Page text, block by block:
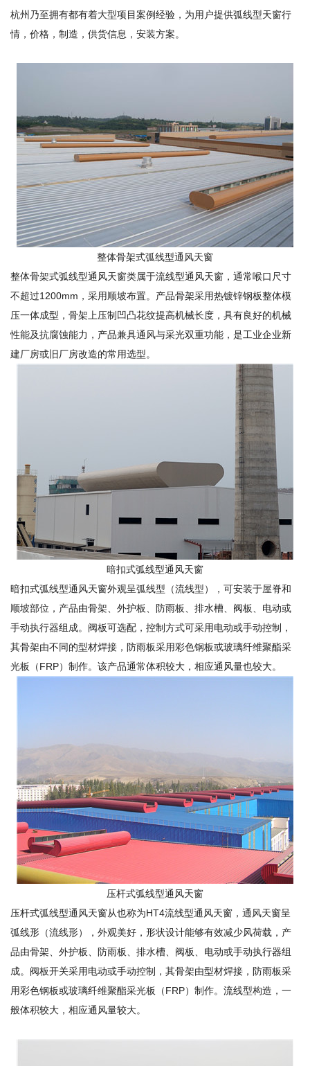
杭州乃至拥有都有着大型项目案例经验，为用户提供弧线型天窗行
情，价格，制造，供货信息，安装方案。
整体骨架式弧线型通风天窗
整体骨架式弧线型通风天窗类属于流线型通风天窗，通常喉口尺寸
不超过1200mm，采用顺坡布置。产品骨架采用热镀锌钢板整体模
压一体成型，骨架上压制凹凸花纹提高机械长度，具有良好的机械
性能及抗腐蚀能力，产品兼具通风与采光双重功能，是工业企业新
建厂房或旧厂房改造的常用选型。
暗扣式弧线型通风天窗
暗扣式弧线型通风天窗外观呈弧线型（流线型），可安装于屋脊和
顺坡部位，产品由骨架、外护板、防雨板、排水槽、阀板、电动或
手动执行器组成。阀板可选配，控制方式可采用电动或手动控制，
其骨架由不同的型材焊接，防雨板采用彩色钢板或玻璃纤维聚酯采
光板（FRP）制作。该产品通常体积较大，相应通风量也较大。
压杆式弧线型通风天窗
压杆式弧线型通风天窗从也称为HT4流线型通风天窗，通风天窗呈
弧线形（流线形），外观美好，形状设计能够有效减少风荷载，产
品由骨架、外护板、防雨板、排水槽、阀板、电动或手动执行器组
成。阀板开关采用电动或手动控制，其骨架由型材焊接，防雨板采
用彩色钢板或玻璃纤维聚酯采光板（FRP）制作。流线型构造，一
般体积较大，相应通风量较大。